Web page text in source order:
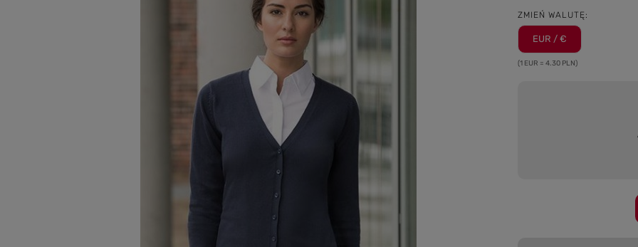
ZMIEŃ WALUTĘ:
EUR / €
(1 EUR = 4.30 PLN)